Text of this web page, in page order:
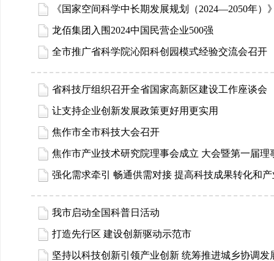
《国家空间科学中长期发展规划（2024—2050年）
龙佰集团入围2024中国民营企业500强
全市推广省科学院沁阳科创园模式经验交流会召开
省科技厅组织召开全省国家高新区建设工作座谈会
让支持企业创新发展政策更好用更实用
焦作市全市科技大会召开
焦作市产业技术研究院理事会成立 大会暨第一届理
强化需求牵引 畅通供需对接 提高科技成果转化和
我市启动全国科普日活动
打造先行区 建设创新驱动示范市
坚持以科技创新引领产业创新 统筹推进城乡协调